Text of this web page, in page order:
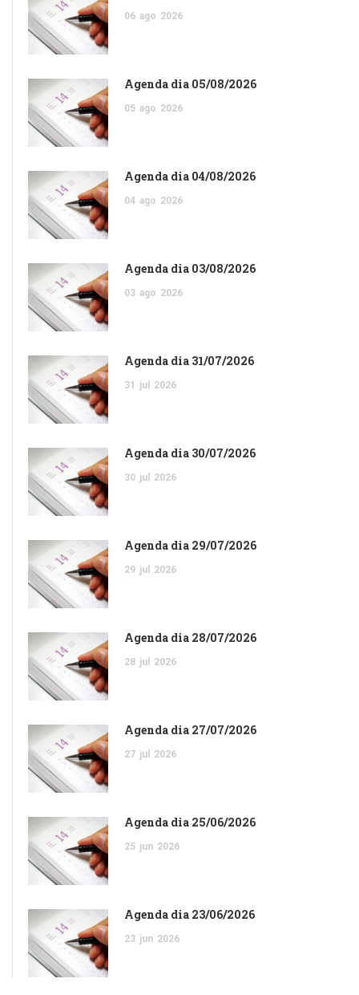
06 ago 2026
Agenda dia 05/08/2026
05 ago 2026
Agenda dia 04/08/2026
04 ago 2026
Agenda dia 03/08/2026
03 ago 2026
Agenda dia 31/07/2026
31 jul 2026
Agenda dia 30/07/2026
30 jul 2026
Agenda dia 29/07/2026
29 jul 2026
Agenda dia 28/07/2026
28 jul 2026
Agenda dia 27/07/2026
27 jul 2026
Agenda dia 25/06/2026
25 jun 2026
Agenda dia 23/06/2026
23 jun 2026